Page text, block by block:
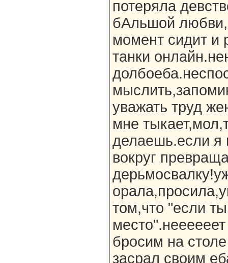
потеряла
бАльшой
момент сидит и
танки
уважать труд
мне
делаешь.если я
вокруг
том,что "если
бросим на
засрал своим